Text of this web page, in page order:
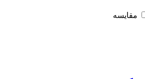
مقایسه